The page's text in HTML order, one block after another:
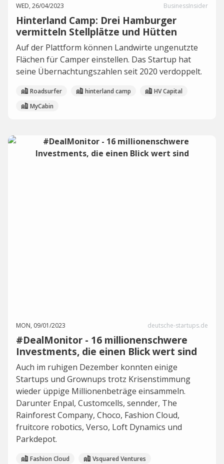
WED, 26/04/2023 BusinessInsider
Hinterland Camp: Drei Hamburger
vermitteln Stellplätze und Hütten
Auf der Plattform können Landwirte ungenutzte
Flächen für Camper einstellen. Das Startup hat
seine Übernachtungszahlen seit 2020 verdoppelt.
Roadsurfer hinterland camp
HV Capital
MyCabin
MON, 09/01/2023 deutsche-startups.de
#DealMonitor - 16 millionenschwere
Investments, die einen Blick wert sind
Auch im ruhigen Dezember konnten einige
Startups und Grownups trotz Krisenstimmung
wieder üppige Millionenbeträge einsammeln.
Darunter Enpal, Customcells, sennder, The
Rainforest Company, Choco, Fashion Cloud,
fruitcore robotics, Verso, Loft Dynamics und
Parkdepot.
Fashion Cloud Vsquared Ventures